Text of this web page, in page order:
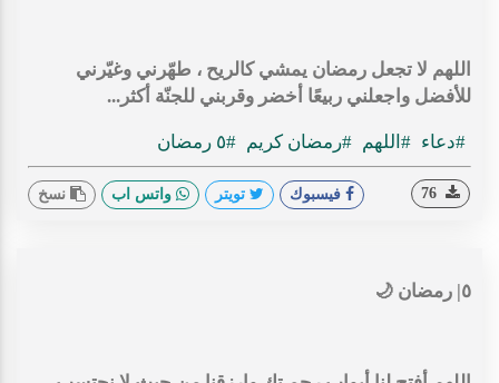
اللهم لا تجعل رمضان يمشي كالريح ، طهّرني وغيّرني
للأفضل واجعلني ربيعًا أخضر وقربني للجنّة أكثر...
#دعاء #اللهم #رمضان كريم #٥ رمضان
فيسبوك تويتر واتس اب نسخ
٥| رمضان 🌙